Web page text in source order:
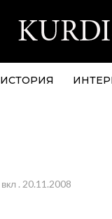
ИСТОРИЯ
вкл . 20.11.2008